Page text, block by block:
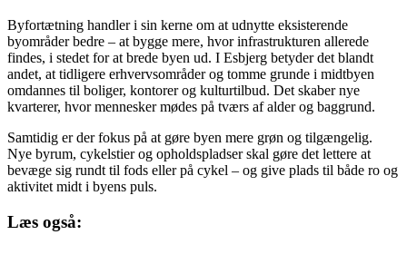
Byfortætning handler i sin kerne om at udnytte eksisterende
byområder bedre – at bygge mere, hvor infrastrukturen allerede
findes, i stedet for at brede byen ud. I Esbjerg betyder det blandt
andet, at tidligere erhvervsområder og tomme grunde i midtbyen
omdannes til boliger, kontorer og kulturtilbud. Det skaber nye
kvarterer, hvor mennesker mødes på tværs af alder og baggrund.
Samtidig er der fokus på at gøre byen mere grøn og tilgængelig.
Nye byrum, cykelstier og opholdspladser skal gøre det lettere at
bevæge sig rundt til fods eller på cykel – og give plads til både ro og
aktivitet midt i byens puls.
Læs også: